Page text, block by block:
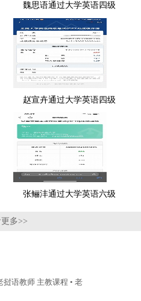
魏思语通过大学英语四级
赵宣卉通过大学英语四级
张鲡沣通过大学英语六级
多>>
挝语教师 主教课程 • 老